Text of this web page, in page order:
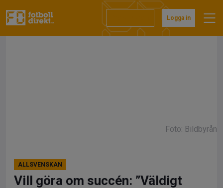
till
Logga in
Foto: Bildbyrån
ALLSVENSKAN
Vill göra om succén: ”Väldigt